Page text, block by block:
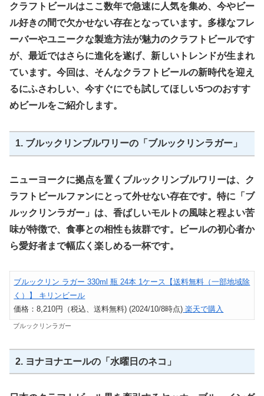
クラフトビールはここ数年で急速に人気を集め、今やビー
ル好きの間で欠かせない存在となっています。多様なフレ
ーバーやユニークな製造方法が魅力のクラフトビールです
が、最近ではさらに進化を遂げ、新しいトレンドが生まれ
ています。今回は、そんなクラフトビールの新時代を迎え
るにふさわしい、今すぐにでも試してほしい5つのおすす
めビールをご紹介します。
1. ブルックリンブルワリーの「ブルックリンラガー」
ニューヨークに拠点を置くブルックリンブルワリーは、ク
ラフトビールファンにとって外せない存在です。特に「ブ
ルックリンラガー」は、香ばしいモルトの風味と程よい苦
味が特徴で、食事との相性も抜群です。ビールの初心者か
ら愛好者まで幅広く楽しめる一杯です。
ブルックリン ラガー 330ml 瓶 24本 1ケース【送料無料（一部地域除
く）】 キリンビール
価格：8,210円（税込、送料無料) (2024/10/8時点) 楽天で購入
ブルックリンラガー
2. ヨナヨナエールの「水曜日のネコ」